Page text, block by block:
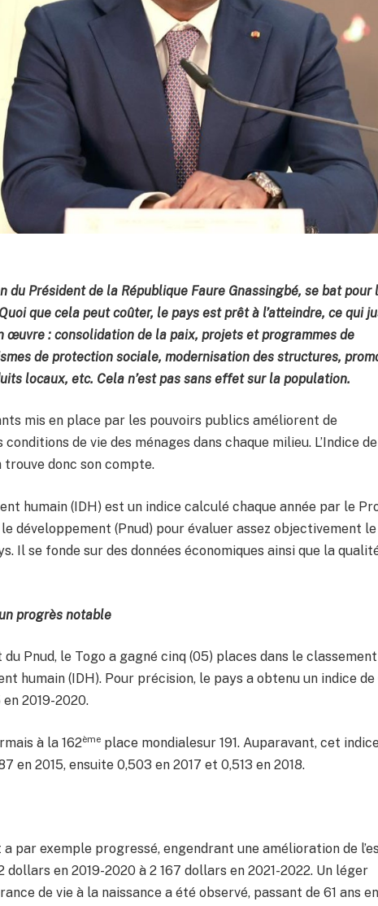
du Président de la République Faure Gnassingbé, se bat pour
que cela peut coûter, le pays est prêt à l’atteindre, ce qui
œuvre : consolidation de la paix, projets et programmes de
de protection sociale, modernisation des structures,
locaux, etc. Cela n’est pas sans effet sur la population.
mis en place par les pouvoirs publics améliorent de
de vie des ménages dans chaque milieu. L’Indice de
donc son compte.
humain (IDH) est un indice calculé chaque année par le
développement (Pnud) pour évaluer assez objectivement le
Il se fonde sur des données économiques ainsi que la
progrès notable
Pnud, le Togo a gagné cinq (05) places dans le
humain (IDH). Pour précision, le pays a obtenu un indice
2019-2020.
à la 162ème place mondialesur 191. Auparavant, cet
en 2015, ensuite 0,503 en 2017 et 0,513 en 2018.
par exemple progressé, engendrant une amélioration de
dollars en 2019-2020 à 2 167 dollars en 2021-2022. Un léger
de vie à la naissance a été observé, passant de 61 ans